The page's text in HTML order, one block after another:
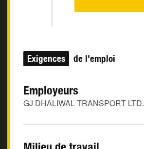
Exigences de l'emploi
Employeurs
GJ DHALIWAL TRANSPORT LTD.